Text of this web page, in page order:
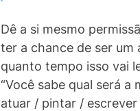
Dê a si mesmo
ter a chance de ser
quanto tempo isso vai
“Você sabe qual será
atuar / pintar / escrever